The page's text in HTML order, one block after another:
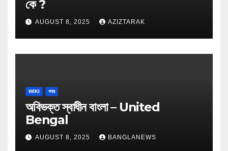
কে ?
AUGUST 8, 2025 AZIZTARAK
WIKI খবর
অবিভক্ত স্বাধীন বাংলা – United
Bengal
AUGUST 8, 2025 BANGLANEWS